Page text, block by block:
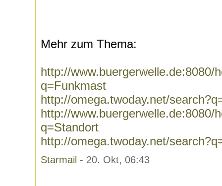
Mehr zum Thema:
http://www.buergerwelle.de:8080/
q=Funkmast
http://omega.twoday.net/
http://www.buergerwelle.de:8080/
q=Standort
http://omega.twoday.net/
Starmail - 20. Okt, 06:43